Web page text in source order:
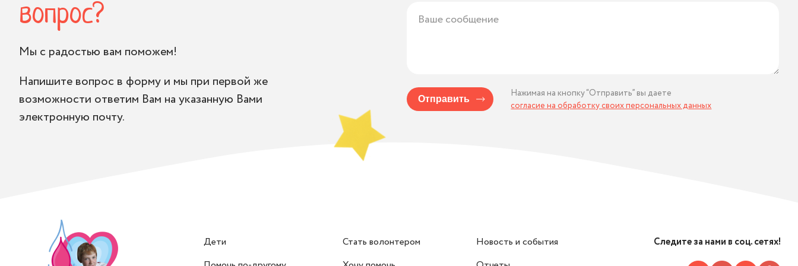
вопрос?
Мы с радостью вам поможем!
Напишите вопрос в форму и мы при первой же
возможности ответим Вам на указанную Вами
электронную почту.
Отправить
Нажимая на кнопку “Отправить” вы даете
согласие на обработку своих персональных данных
Дети
Стать волонтером
Новость и события
Следите за нами в соц. сетях!